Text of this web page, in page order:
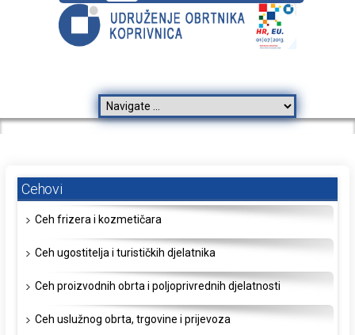
Cehovi
Ceh frizera i kozmetičara
Ceh ugostitelja i turističkih djelatnika
Ceh proizvodnih obrta i poljoprivrednih djelatnosti
Ceh uslužnog obrta, trgovine i prijevoza